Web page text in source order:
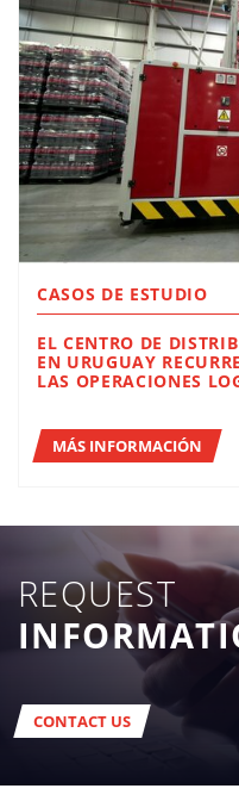
CASOS DE ESTUDIO
EL CENTRO DE
EN URUGUAY
LAS OPERACIONES
MÁS INFORMACIÓN
REQUEST
CONTACT US